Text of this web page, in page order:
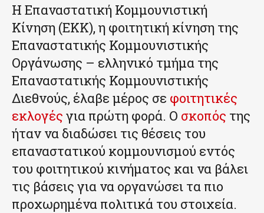
Η Επαναστατική Κομμουνιστική
Κίνηση (ΕΚΚ), η φοιτητική κίνηση της
Επαναστατικής Κομμουνιστικής
Οργάνωσης – ελληνικό τμήμα της
Επαναστατικής Κομμουνιστικής
Διεθνούς, έλαβε μέρος σε φοιτητικές
εκλογές για πρώτη φορά. Ο σκοπός της
ήταν να διαδώσει τις θέσεις του
επαναστατικού κομμουνισμού εντός
του φοιτητικού κινήματος και να βάλει
τις βάσεις για να οργανώσει τα πιο
προχωρημένα πολιτικά του στοιχεία.